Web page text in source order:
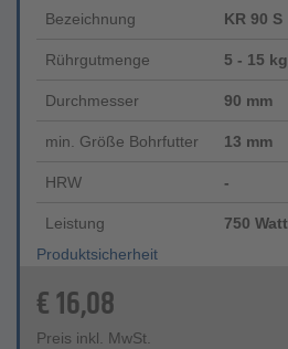
Bezeichnung KR 90 S
Rührgutmenge 5 - 15 kg
Durchmesser 90 mm
min. Größe Bohrfutter 13 mm
HRW -
Leistung
750 Watt
Produktsicherheit
€16,08
Preis inkl. MwSt.